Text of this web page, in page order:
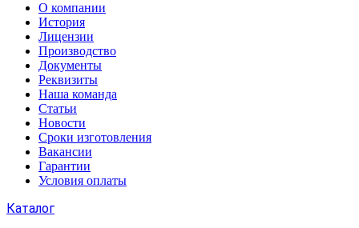
О компании
История
Лицензии
Производство
Документы
Реквизиты
Наша команда
Статьи
Новости
Сроки изготовления
Вакансии
Гарантии
Условия оплаты
Каталог